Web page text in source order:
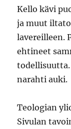
Kello kävi
ja muut
lavereilleen.
ehtineet
narahti auki.
Teologian
Sivulan